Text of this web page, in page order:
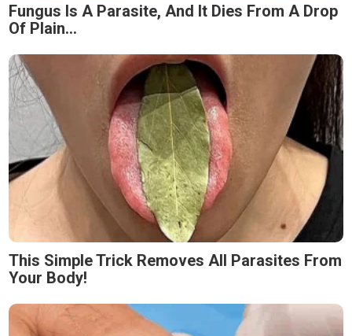
Fungus Is A Parasite, And It Dies From A Drop
Of Plain...
This Simple Trick Removes All Parasites From
Your Body!